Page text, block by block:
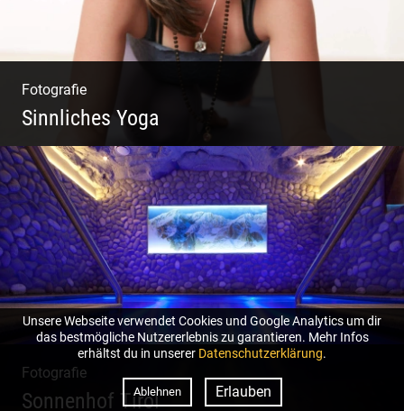
Fotografie
Sinnliches Yoga
Tantrisches Yoga voller Poesie und
Sinnlichkeit
Fotografie
Sonnenhof Tirol
Unsere Webseite verwendet Cookies und Google Analytics um dir
das bestmögliche Nutzererlebnis zu garantieren. Mehr Infos
erhältst du in unserer Datenschutzerklärung.
Ablehnen Erlauben